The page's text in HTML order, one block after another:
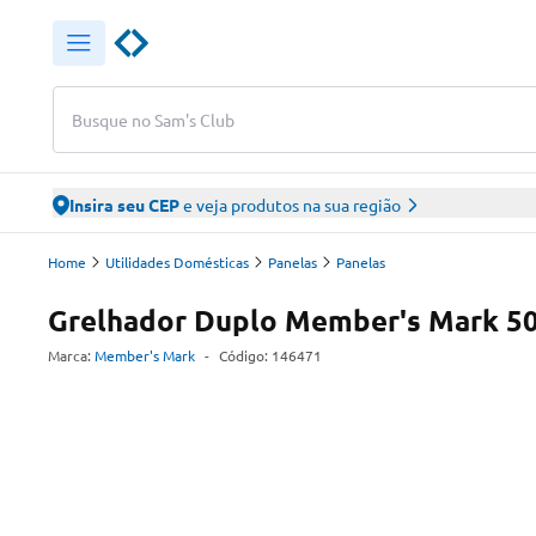
Busque no Sam's Club
Insira seu CEPe veja produtos na sua região
Home Utilidades Domésticas Panelas Panelas
Grelhador Duplo Member's Mark
Marca: Member's Mark - Código: 146471